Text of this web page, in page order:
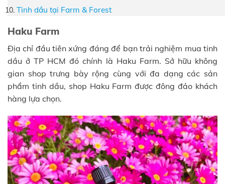
Tinh dầu tại Farm & Forest
Haku Farm
Địa chỉ đầu tiên xứng đáng để bạn trải nghiệm mua tinh
dầu ở TP HCM đó chính là Haku Farm. Sở hữu không
gian shop trưng bày rộng cùng với đa dạng các sản
phẩm tinh dầu, shop Haku Farm được đông đảo khách
hàng lựa chọn.